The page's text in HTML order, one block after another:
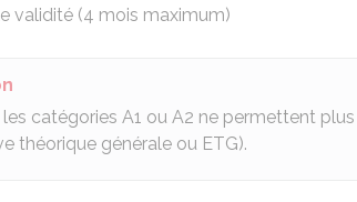
validité (4 mois maximum)
les catégories A1 ou A2 ne permettent
théorique générale ou ETG).